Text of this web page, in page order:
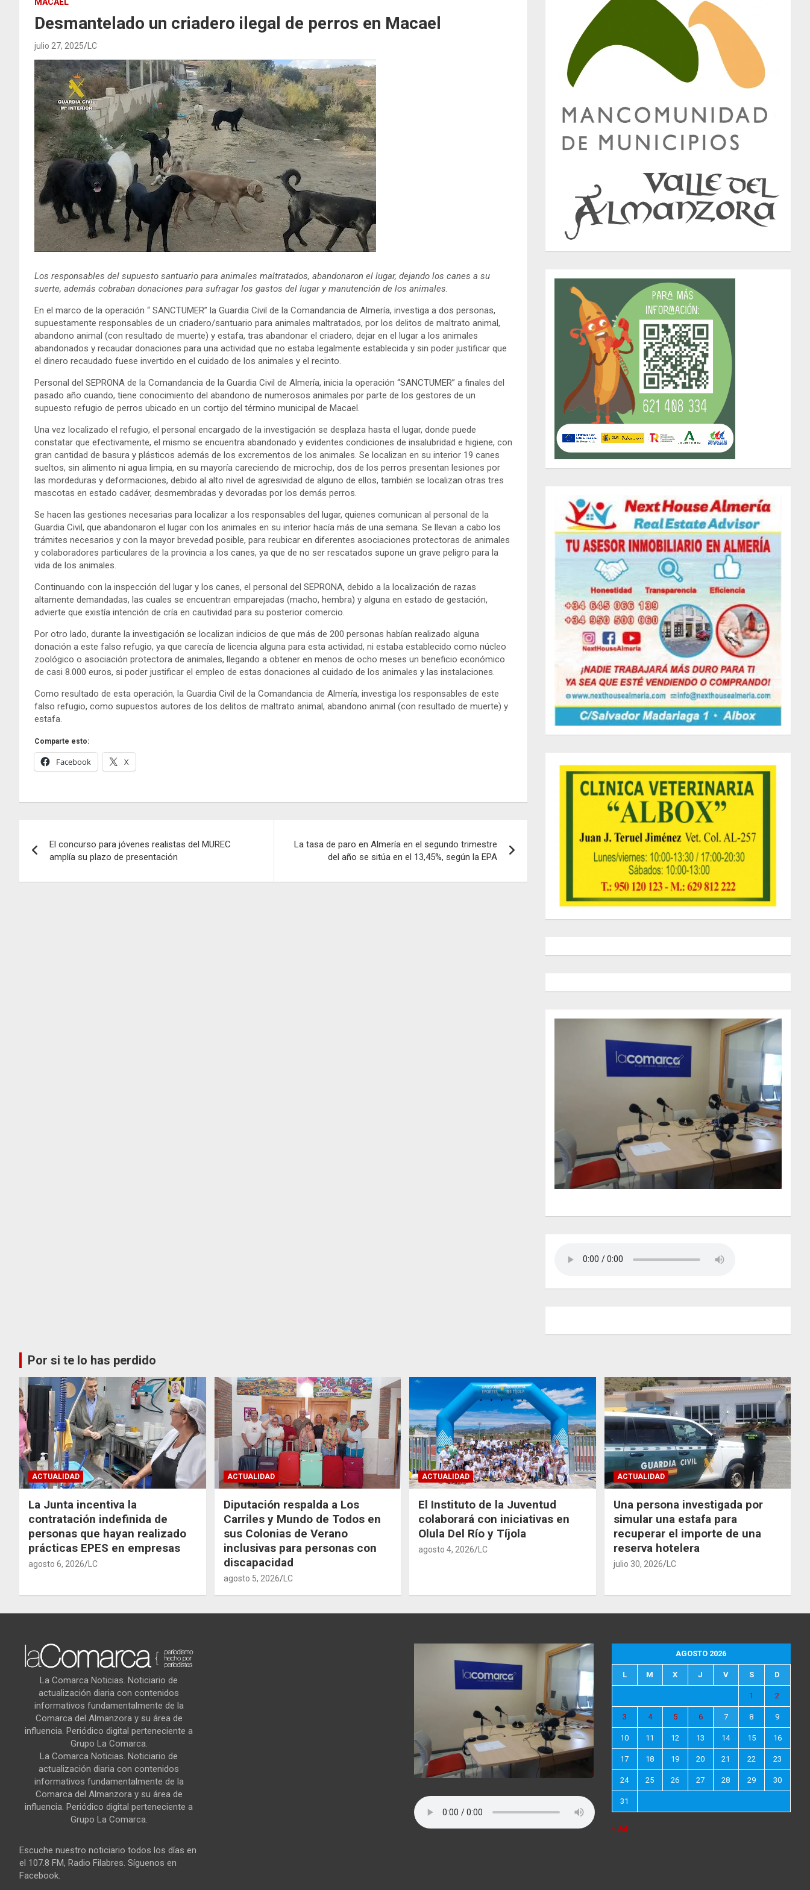
MACAEL
Desmantelado un criadero ilegal de perros en Macael
julio 27, 2025 LC
Los responsables del supuesto santuario para animales maltratados, abandonaron el lugar, dejando los canes a su
suerte, además cobraban donaciones para sufragar los gastos del lugar y manutención de los animales.
En el marco de la operación “ SANCTUMER” la Guardia Civil de la Comandancia de Almería, investiga a dos personas,
supuestamente responsables de un criadero/santuario para animales maltratados, por los delitos de maltrato animal,
abandono animal (con resultado de muerte) y estafa, tras abandonar el criadero, dejar en el lugar a los animales
abandonados y recaudar donaciones para una actividad que no estaba legalmente establecida y sin poder justificar que
el dinero recaudado fuese invertido en el cuidado de los animales y el recinto.
Personal del SEPRONA de la Comandancia de la Guardia Civil de Almería, inicia la operación “SANCTUMER” a finales del
pasado año cuando, tiene conocimiento del abandono de numerosos animales por parte de los gestores de un
supuesto refugio de perros ubicado en un cortijo del término municipal de Macael.
Una vez localizado el refugio, el personal encargado de la investigación se desplaza hasta el lugar, donde puede
constatar que efectivamente, el mismo se encuentra abandonado y evidentes condiciones de insalubridad e higiene, con
gran cantidad de basura y plásticos además de los excrementos de los animales. Se localizan en su interior 19 canes
sueltos, sin alimento ni agua limpia, en su mayoría careciendo de microchip, dos de los perros presentan lesiones por
las mordeduras y deformaciones, debido al alto nivel de agresividad de alguno de ellos, también se localizan otras tres
mascotas en estado cadáver, desmembradas y devoradas por los demás perros.
Se hacen las gestiones necesarias para localizar a los responsables del lugar, quienes comunican al personal de la
Guardia Civil, que abandonaron el lugar con los animales en su interior hacía más de una semana. Se llevan a cabo los
trámites necesarios y con la mayor brevedad posible, para reubicar en diferentes asociaciones protectoras de animales
y colaboradores particulares de la provincia a los canes, ya que de no ser rescatados supone un grave peligro para la
vida de los animales.
Continuando con la inspección del lugar y los canes, el personal del SEPRONA, debido a la localización de razas
altamente demandadas, las cuales se encuentran emparejadas (macho, hembra) y alguna en estado de gestación,
advierte que existía intención de cría en cautividad para su posterior comercio.
Por otro lado, durante la investigación se localizan indicios de que más de 200 personas habían realizado alguna
donación a este falso refugio, ya que carecía de licencia alguna para esta actividad, ni estaba establecido como núcleo
zoológico o asociación protectora de animales, llegando a obtener en menos de ocho meses un beneficio económico
de casi 8.000 euros, si poder justificar el empleo de estas donaciones al cuidado de los animales y las instalaciones.
Como resultado de esta operación, la Guardia Civil de la Comandancia de Almería, investiga los responsables de este
falso refugio, como supuestos autores de los delitos de maltrato animal, abandono animal (con resultado de muerte) y
estafa.
Comparte esto:
Facebook X
de
entradas
El concurso para jóvenes realistas del MUREC
amplía su plazo de presentación
La tasa de paro en Almería en el segundo trimestre
del año se sitúa en el 13,45%, según la EPA
Por si te lo has perdido
ACTUALIDAD
La Junta incentiva la
contratación indefinida de
personas que hayan realizado
prácticas EPES en empresas
agosto 6, 2026 LC
ACTUALIDAD
Diputación respalda a Los
Carriles y Mundo de Todos en
sus Colonias de Verano
inclusivas para personas con
discapacidad
agosto 5, 2026 LC
ACTUALIDAD
El Instituto de la Juventud
colaborará con iniciativas en
Olula Del Río y Tíjola
agosto 4, 2026 LC
ACTUALIDAD
Una persona investigada por
simular una estafa para
recuperar el importe de una
reserva hotelera
julio 30, 2026 LC
La Comarca Noticias. Noticiario de
actualización diaria con contenidos
informativos fundamentalmente de la
Comarca del Almanzora y su área de
influencia. Periódico digital perteneciente a
Grupo La Comarca.
La Comarca Noticias. Noticiario de
actualización diaria con contenidos
informativos fundamentalmente de la
Comarca del Almanzora y su área de
influencia. Periódico digital perteneciente a
Grupo La Comarca.
Escuche nuestro noticiario todos los días en
el 107.8 FM, Radio Filabres. Síguenos en
Facebook.
AGOSTO 2026
L M X J V S D
1 2
3 4 5 6 7 8 9
10 11 12 13 14 15 16
17 18 19 20 21 22 23
24 25 26 27 28 29 30
31
« Jul